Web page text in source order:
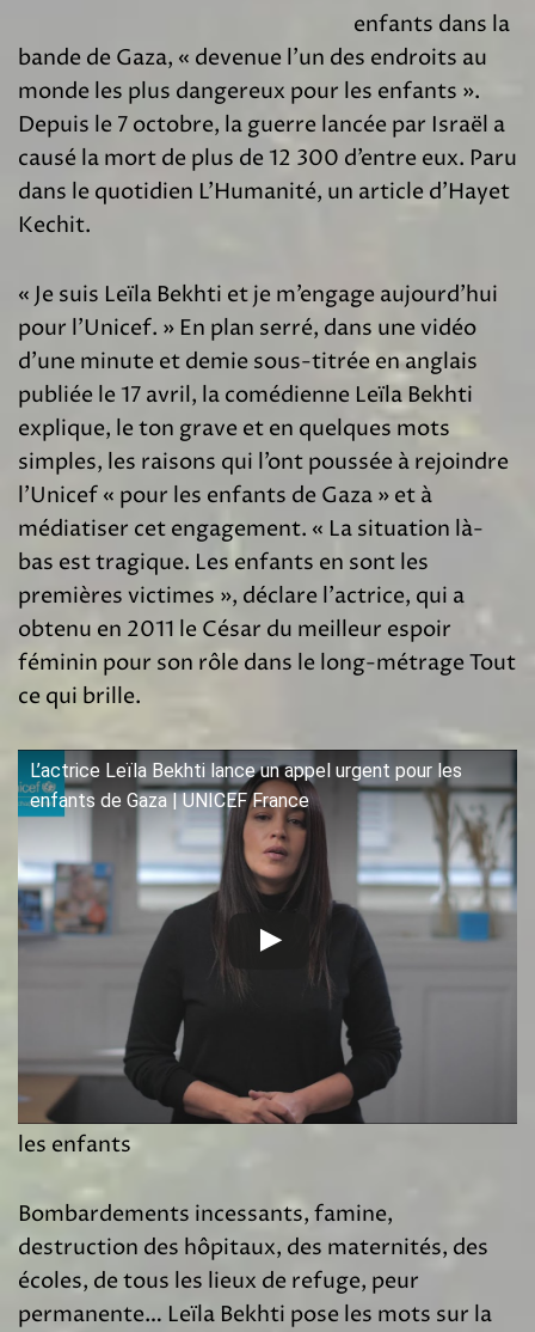
enfants dans la
bande de Gaza, « devenue l’un des endroits au
monde les plus dangereux pour les enfants ».
Depuis le 7 octobre, la guerre lancée par Israël a
causé la mort de plus de 12 300 d’entre eux. Paru
dans le quotidien L’Humanité, un article d’Hayet
Kechit.
« Je suis Leïla Bekhti et je m’engage aujourd’hui
pour l’Unicef. » En plan serré, dans une vidéo
d’une minute et demie sous-titrée en anglais
publiée le 17 avril, la comédienne Leïla Bekhti
explique, le ton grave et en quelques mots
simples, les raisons qui l’ont poussée à rejoindre
l’Unicef « pour les enfants de Gaza » et à
médiatiser cet engagement. « La situation là-
bas est tragique. Les enfants en sont les
premières victimes », déclare l’actrice, qui a
obtenu en 2011 le César du meilleur espoir
féminin pour son rôle dans le long-métrage Tout
ce qui brille.
L’actrice Leïla Bekhti lance un appel urgent pour les
enfants de Gaza | UNICEF France
Gaza, l’endroit au monde le plus dangereux pour
les enfants
Bombardements incessants, famine,
destruction des hôpitaux, des maternités, des
écoles, de tous les lieux de refuge, peur
permanente… Leïla Bekhti pose les mots sur la